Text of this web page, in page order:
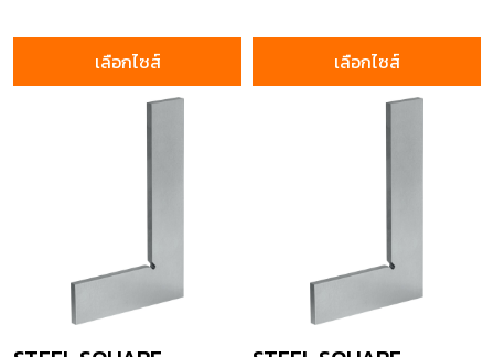
เลือกไซส์ เลือกไซส์